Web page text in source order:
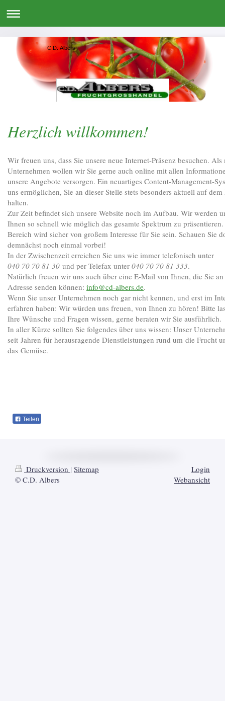
C.D. Albers
Herzlich willkommen!
Wir freuen uns, dass Sie unsere neue Internet-Präsenz besuchen. Als
Unternehmen wollen wir Sie gerne auch online mit allen
unsere Angebote versorgen. Ein neuartiges Content-Management-
uns ermöglichen, Sie an dieser Stelle stets besonders aktuell auf
halten.
Zur Zeit befindet sich unsere Website noch im Aufbau. Wir werden
Ihnen so schnell wie möglich das gesamte Spektrum zu
Bereich wird sicher von großem Interesse für Sie sein. Schauen Sie
demnächst noch einmal vorbei!
In der Zwischenzeit erreichen Sie uns wie immer telefonisch unter
040 70 70 81 30 und per Telefax unter 040 70 70 81 333.
Natürlich freuen wir uns auch über eine E-Mail von Ihnen, die Sie an
Adresse senden können: info@cd-albers.de.
Wenn Sie unser Unternehmen noch gar nicht kennen, und erst im
erfahren haben: Wir würden uns freuen, von Ihnen zu hören! Bitte
Ihre Wünsche und Fragen wissen, gerne beraten wir Sie ausführlich.
In aller Kürze sollten Sie folgendes über uns wissen: Unser
seit Jahren für herausragende Dienstleistungen rund um die Frucht
das Gemüse.
Teilen
Druckversion | Sitemap
© C.D. Albers
Login
Webansicht